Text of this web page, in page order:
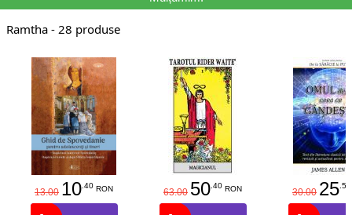
Ramtha - 28 produse
13.00 10 .40 RON 63.00 50 .40 RON 30.00 25 .50